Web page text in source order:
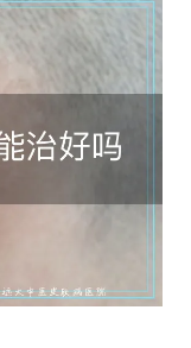
的变化。 ...